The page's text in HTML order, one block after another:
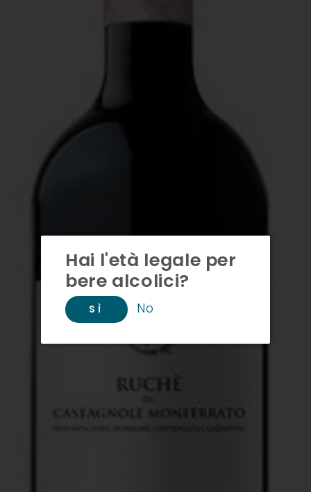
Hai l'età legale per
bere alcolici?
SÌ No